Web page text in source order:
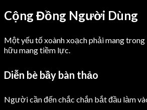
Cộng Đồng Người Dùng
Một yếu tố xoành xoạch phải mang
hữu mang tiềm lực.
Diễn bè bầy bàn thảo
Người cần đến chắc chắn bắt đầu làm